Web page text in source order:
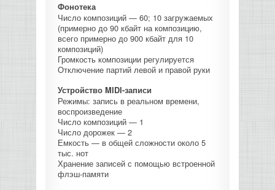
Фонотека
Число композиций — 60; 10 загружаемых
(примерно до 90 кбайт на композицию,
всего примерно до 900 кбайт для 10
композиций)
Громкость композиции регулируется
Отключение партий левой и правой руки
Устройство MIDI-записи
Режимы: запись в реальном времени,
воспроизведение
Число композиций — 1
Число дорожек — 2
Емкость — в общей сложности около 5
тыс. нот
Хранение записей с помощью встроенной
флэш-памяти